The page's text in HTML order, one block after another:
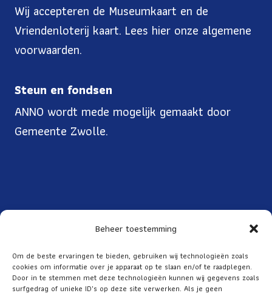
Beheer toestemming
Om de beste ervaringen te bieden, gebruiken wij technologieën zoals
cookies om informatie over je apparaat op te slaan en/of te raadplegen.
Door in te stemmen met deze technologieën kunnen wij gegevens zoals
surfgedrag of unieke ID's op deze site verwerken. Als je geen
Wij accepteren de Museumkaart en de
Vriendenloterij kaart. Lees hier onze algemene
voorwaarden.
Steun en fondsen
ANNO wordt mede mogelijk gemaakt door
Gemeente Zwolle.
Toegankelijkheid
Over ANNO
ANBI